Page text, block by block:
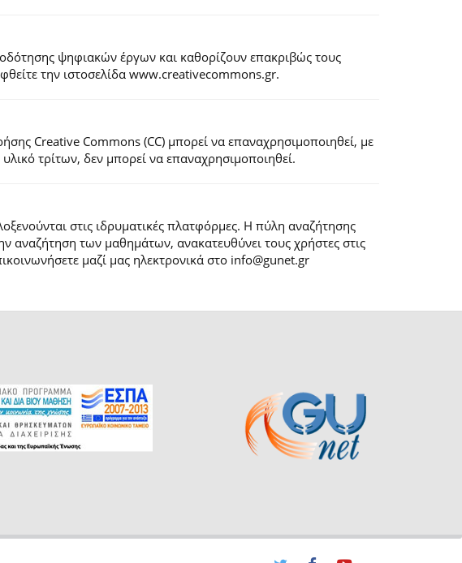
ψηφιακών έργων και καθορίζουν επακριβώς τους
την ιστοσελίδα www.creativecommons.gr.
Creative Commons (CC) μπορεί να επαναχρησιμοποιηθεί, με
τρίτων, δεν μπορεί να επαναχρησιμοποιηθεί.
στις ιδρυματικές πλατφόρμες. H πύλη αναζήτησης
αναζήτηση των μαθημάτων, ανακατευθύνει τους χρήστες στις
μαζί μας ηλεκτρονικά στο info@gunet.gr